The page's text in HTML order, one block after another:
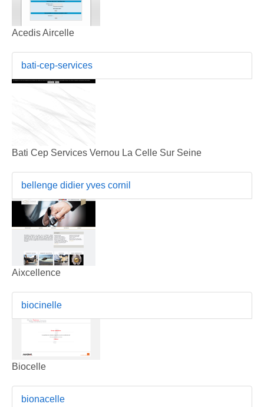
Acedis Aircelle
bati-cep-services
Bati Cep Services Vernou La Celle Sur Seine
bellenge didier yves cornil
Aixcellence
biocinelle
Biocelle
bionacelle